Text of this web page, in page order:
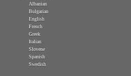
Albanian
Bulgarian
English
French
Greek
Italian
Slovene
Spanish
Swedish